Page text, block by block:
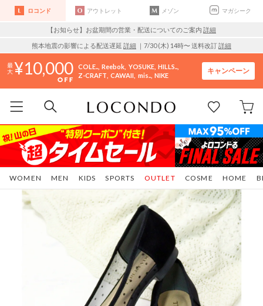
ロコンド アウトレット メゾン マガシーク
【お知らせ】お盆期間の営業・配送についてのご案内 詳細
熊本地震の影響による配送遅延 詳細 ｜7/30 (木) 14時〜 送料改訂詳細
10,000 COLE.. Reebok YOSUKE HILLS..
Z-CRAFT CAWAII mis.. NIKE
キャンペーン
WOMEN MEN KIDS SPORTS COSME HOME
OUTLET